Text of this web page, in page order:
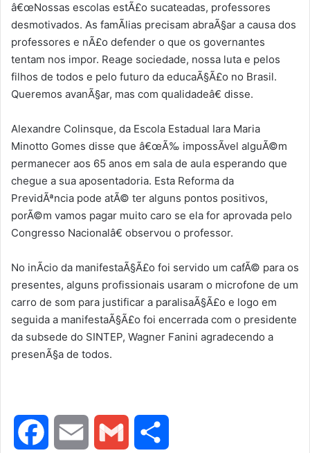
â€œNossas escolas estÃ£o sucateadas, professores
desmotivados. As famÃ­lias precisam abraÃ§ar a causa dos
professores e nÃ£o defender o que os governantes
tentam nos impor. Reage sociedade, nossa luta e pelos
filhos de todos e pelo futuro da educaÃ§Ã£o no Brasil.
Queremos avanÃ§ar, mas com qualidadeâ€ disse.
Alexandre Colinsque, da Escola Estadual Iara Maria
Minotto Gomes disse que â€œÃ‰ impossÃ­vel alguÃ©m
permanecer aos 65 anos em sala de aula esperando que
chegue a sua aposentadoria. Esta Reforma da
PrevidÃªncia pode atÃ© ter alguns pontos positivos,
porÃ©m vamos pagar muito caro se ela for aprovada pelo
Congresso Nacionalâ€ observou o professor.
No inÃ­cio da manifestaÃ§Ã£o foi servido um cafÃ© para os
presentes, alguns profissionais usaram o microfone de um
carro de som para justificar a paralisaÃ§Ã£o e logo em
seguida a manifestaÃ§Ã£o foi encerrada com o presidente
da subsede do SINTEP, Wagner Fanini agradecendo a
presenÃ§a de todos.